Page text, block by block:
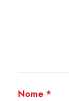
Nome *